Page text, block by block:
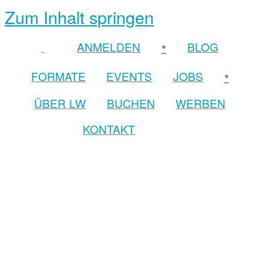
Zum Inhalt springen
ANMELDEN •
BLOG
FORMATE
EVENTS JOBS •
ÜBER LW BUCHEN
WERBEN
KONTAKT